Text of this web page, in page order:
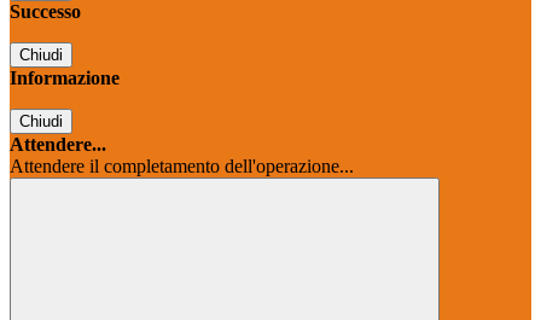
Successo
Chiudi
Informazione
Chiudi
Attendere...
Attendere il completamento dell'operazione...